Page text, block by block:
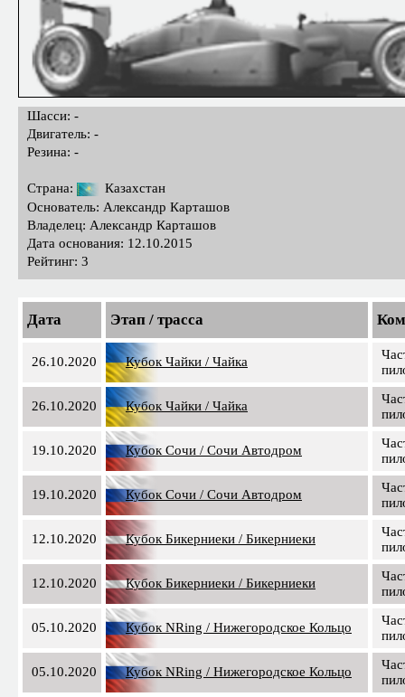
Шасси: -
Двигатель: -
Резина: -
Страна:
Казахстан
Основатель: Александр Карташов
Владелец: Александр Карташов
Дата основания: 12.10.2015
Рейтинг: 3
Дата Этап / трасса
26.10.2020 Кубок Чайки / Чайка
26.10.2020 Кубок Чайки / Чайка
19.10.2020 Кубок Сочи / Сочи Автодром
19.10.2020 Кубок Сочи / Сочи Автодром
12.10.2020 Кубок Бикерниеки / Бикерниеки
12.10.2020 Кубок Бикерниеки / Бикерниеки
05.10.2020 Кубок NRing / Нижегородское Кольцо
05.10.2020 Кубок NRing / Нижегородское Кольцо